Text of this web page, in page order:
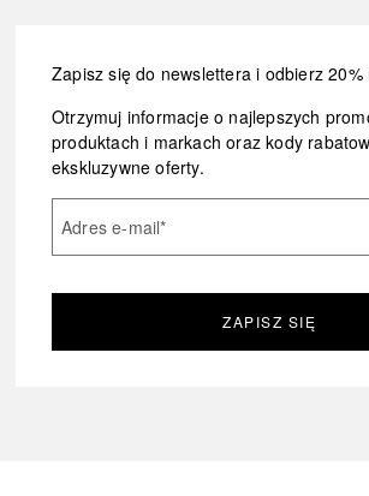
Zapisz się do newslettera i odbierz 20%
Otrzymuj informacje o najlepszych
produktach i markach oraz kody
ekskluzywne oferty.
Adres e-mail*
ZAPISZ SIĘ